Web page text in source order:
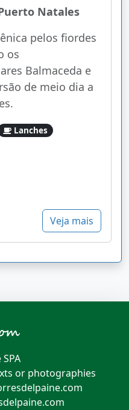
Natales
pelos fiordes
os
Balmaceda e
de meio dia a
Lanches
Veja mais
or photographies